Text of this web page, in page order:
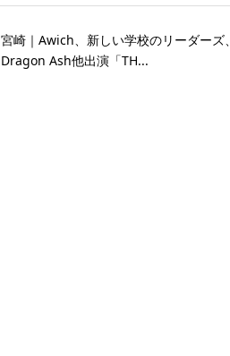
宮崎｜Awich、新しい学校のリーダーズ、
Dragon Ash他出演「TH...